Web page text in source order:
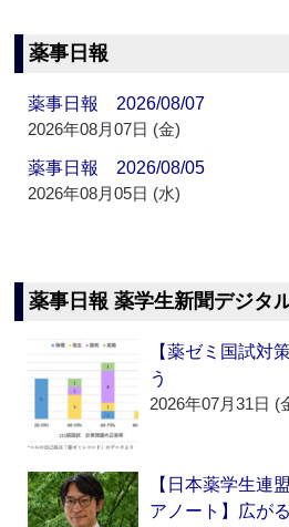
薬事日報
薬事日報 2026/08/07
2026年08月07日 (金)
薬事日報 2026/08/05
2026年08月05日 (水)
薬事日報 薬学生新聞デジタ
【薬ゼミ国試対
う
2026年07月31日 (
【日本薬学生連
アノート】広が